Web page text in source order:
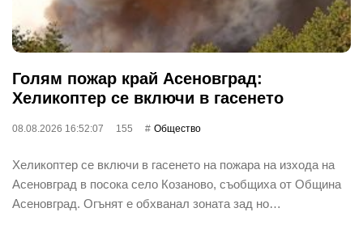
Голям пожар край Асеновград:
Хеликоптер се включи в гасенето
08.08.2026 16:52:07 155 Общество
Хеликоптер се включи в гасенето на пожара на изхода на
Асеновград в посока село Козаново, съобщиха от Община
Асеновград. Огънят е обхванал зоната зад но…